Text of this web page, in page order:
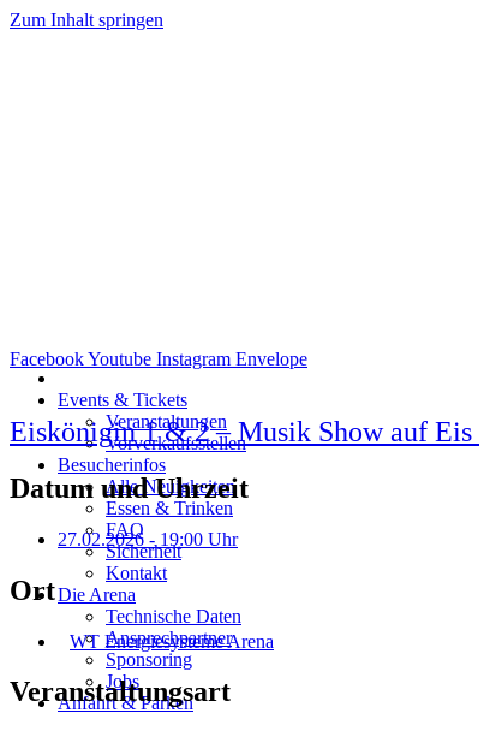
Zum Inhalt springen
Events & Tickets
Veranstaltungen
Vorverkaufsstellen
Besucherinfos
Alle Neuigkeiten
Essen & Trinken
FAQ
Sicherheit
Kontakt
Die Arena
Technische Daten
Ansprechpartner
Sponsoring
Jobs
Anfahrt & Parken
FacebookYoutube Instagram Envelope
Eiskönigin 1 & 2 – Musik Show auf Eis
Datum und Uhrzeit
27.02.2026 - 19:00 Uhr
Ort
WT Energiesysteme Arena
Veranstaltungsart